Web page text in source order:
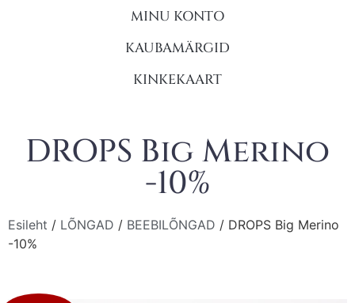
MINU KONTO
KAUBAMÄRGID
KINKEKAART
DROPS Big Merino
-10%
Esileht / LÕNGAD / BEEBILÕNGAD / DROPS Big Merino
-10%